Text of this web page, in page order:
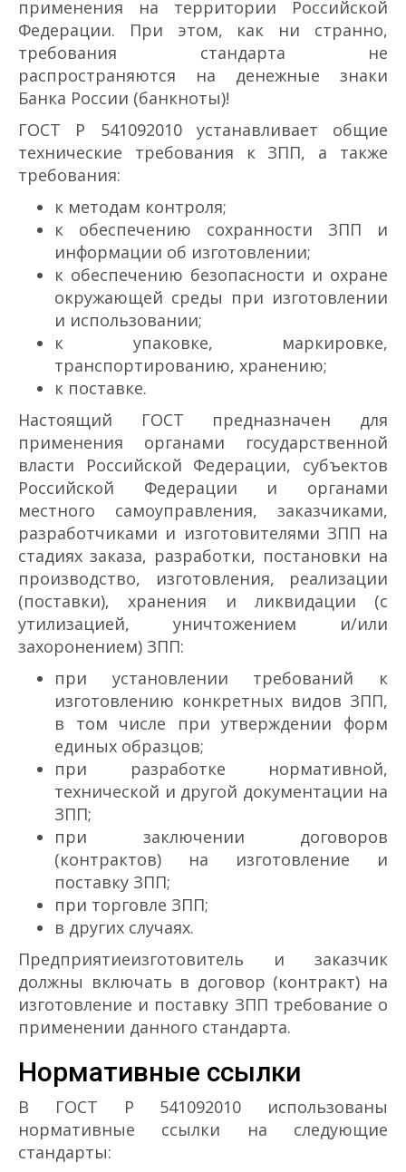
применения на территории Российской
Федерации. При этом, как ни странно,
требования стандарта не
распространяются на денежные знаки
Банка России (банкноты)!
ГОСТ Р 54109­2010 устанавливает общие
технические требования к ЗПП, а также
требования:
к методам контроля;
к обеспечению сохранности ЗПП и
информации об изготовлении;
к обеспечению безопасности и охране
окружающей среды при изготовлении
и использовании;
к упаковке, маркировке,
транспортированию, хранению;
к поставке.
Настоящий ГОСТ предназначен для
применения органами государственной
власти Российской Федерации, субъектов
Российской Федерации и органами
местного самоуправления, заказчиками,
разработчиками и изготовителями ЗПП на
стадиях заказа, разработки, постановки на
производство, изготовления, реализации
(поставки), хранения и ликвидации (с
утилизацией, уничтожением и/или
захоронением) ЗПП:
при установлении требований к
изготовлению конкретных видов ЗПП,
в том числе при утверждении форм
единых образцов;
при разработке нормативной,
технической и другой документации на
ЗПП;
при заключении договоров
(контрактов) на изготовление и
поставку ЗПП;
при торговле ЗПП;
в других случаях.
Предприятие­изготовитель и заказчик
должны включать в договор (контракт) на
изготовление и поставку ЗПП требование о
применении данного стандарта.
Нормативные ссылки
В ГОСТ Р 54109­2010 использованы
нормативные ссылки на следующие
стандарты: